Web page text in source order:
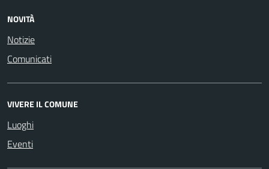
NOVITÀ
Notizie
Comunicati
VIVERE IL COMUNE
Luoghi
Eventi